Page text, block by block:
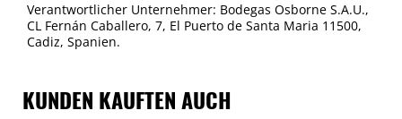
Verantwortlicher Unternehmer: Bodegas Osborne S.A.U.,
CL Fernán Caballero, 7, El Puerto de Santa Maria 11500,
Cadiz, Spanien.
KUNDEN KAUFTEN AUCH